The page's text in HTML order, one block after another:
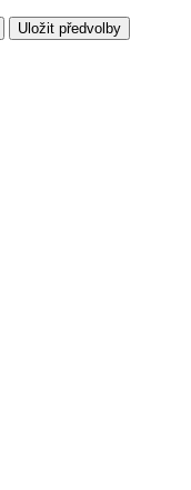
Uložit předvolby